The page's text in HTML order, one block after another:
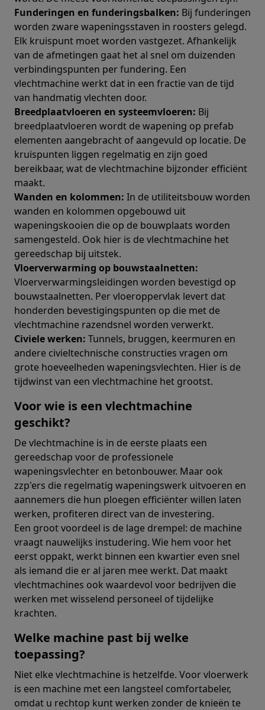
Funderingen en funderingsbalken: Bij funderingen
worden zware wapeningsstaven in roosters gelegd.
Elk kruispunt moet worden vastgezet. Afhankelijk
van de afmetingen gaat het al snel om duizenden
verbindingspunten per fundering. Een
vlechtmachine werkt dat in een fractie van de tijd
van handmatig vlechten door.
Breedplaatvloeren en systeemvloeren: Bij
breedplaatvloeren wordt de wapening op prefab
elementen aangebracht of aangevuld op locatie. De
kruispunten liggen regelmatig en zijn goed
bereikbaar, wat de vlechtmachine bijzonder efficiënt
maakt.
Wanden en kolommen: In de utiliteitsbouw worden
wanden en kolommen opgebouwd uit
wapeningskooien die op de bouwplaats worden
samengesteld. Ook hier is de vlechtmachine het
gereedschap bij uitstek.
Vloerverwarming op bouwstaalnetten:
Vloerverwarmingsleidingen worden bevestigd op
bouwstaalnetten. Per vloeroppervlak levert dat
honderden bevestigingspunten op die met de
vlechtmachine razendsnel worden verwerkt.
Civiele werken: Tunnels, bruggen, keermuren en
andere civieltechnische constructies vragen om
grote hoeveelheden wapeningsvlechten. Hier is de
tijdwinst van een vlechtmachine het grootst.
Voor wie is een vlechtmachine
geschikt?
De vlechtmachine is in de eerste plaats een
gereedschap voor de professionele
wapeningsvlechter en betonbouwer. Maar ook
zzp'ers die regelmatig wapeningswerk uitvoeren en
aannemers die hun ploegen efficiënter willen laten
werken, profiteren direct van de investering.
Een groot voordeel is de lage drempel: de machine
vraagt nauwelijks instudering. Wie hem voor het
eerst oppakt, werkt binnen een kwartier even snel
als iemand die er al jaren mee werkt. Dat maakt
vlechtmachines ook waardevol voor bedrijven die
werken met wisselend personeel of tijdelijke
krachten.
Welke machine past bij welke
toepassing?
Niet elke vlechtmachine is hetzelfde. Voor vloerwerk
is een machine met een langsteel comfortabeler,
omdat u rechtop kunt werken zonder de knieën te